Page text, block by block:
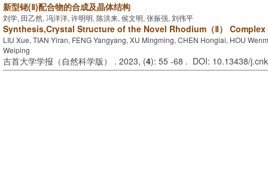
新型铑(Ⅱ)配合物的合成及晶体结构
刘学, 田乙然, 冯洋洋, 许明明, 陈洪来, 侯文明, 张振强, 刘伟平
Synthesis,Crystal Structure of the Novel Rhodium（Ⅱ） Complex
LIU Xue, TIAN Yiran, FENG Yangyang, XU Mingming, CHEN Honglai, HOU
Weiping
吉首大学学报（自然科学版） . 2023, (4): 55 -68 . DOI: 10.13438/